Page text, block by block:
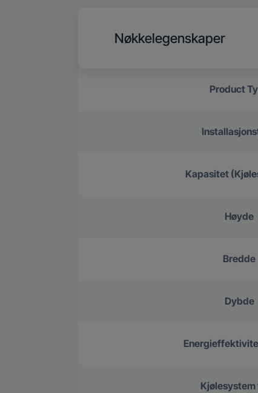
Nøkkelegenskaper
Product
Kapasitet
Høyde
Bredde
Dybde